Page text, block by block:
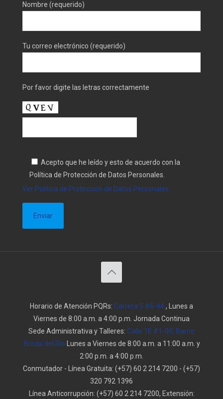
Nombre (requerido)
Tu correo electrónico (requerido)
Por favor digite las letras correctamente
Acepto que he leído y esto de acuerdo con la
Política de Protección de Datos Personales.
Ver Política de Protección de Datos Personales
Horario de Atención PQRs: Carrera 5 #6-44, Lunes a
Viernes de 8:00 a.m. a 4:00 p.m. Jornada Continua
Sede Administrativa y Talleres: Calle 1E #1-00, Barrio
Brisas del Rio Lunes a Viernes de 8:00 a.m. a 11:00 a.m. y
2:00 p.m. a 4:00 p.m.
Conmutador - Línea Gratuita: (+57) 60 2 214 7200 - (+57)
320 792 1396
Línea Anticorrupción: (+57) 60 2 214 7200, Extensión: